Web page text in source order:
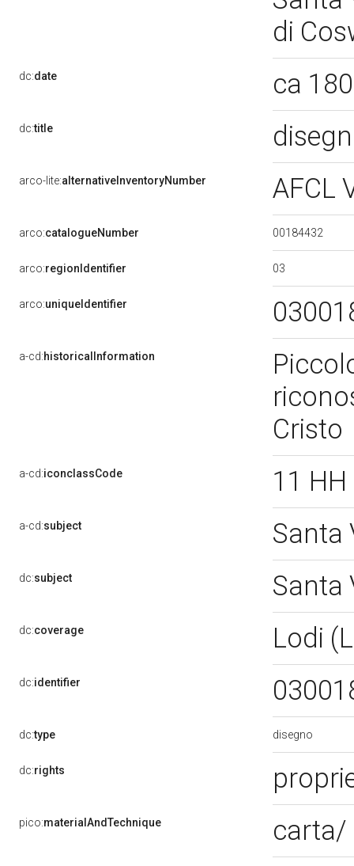
di
dc:date ca
dc:title
arco-lite:alternativeInventoryNumber AFCL
arco:catalogueNumber 00184432
arco:regionIdentifier 03
arco:uniqueIdentifier
a-cd:historicalInformation
Cristo
a-cd:iconclassCode 11
a-cd:subject Santa
dc:subject Santa
dc:coverage Lodi
dc:identifier
dc:type disegno
dc:rights
pico:materialAndTechnique